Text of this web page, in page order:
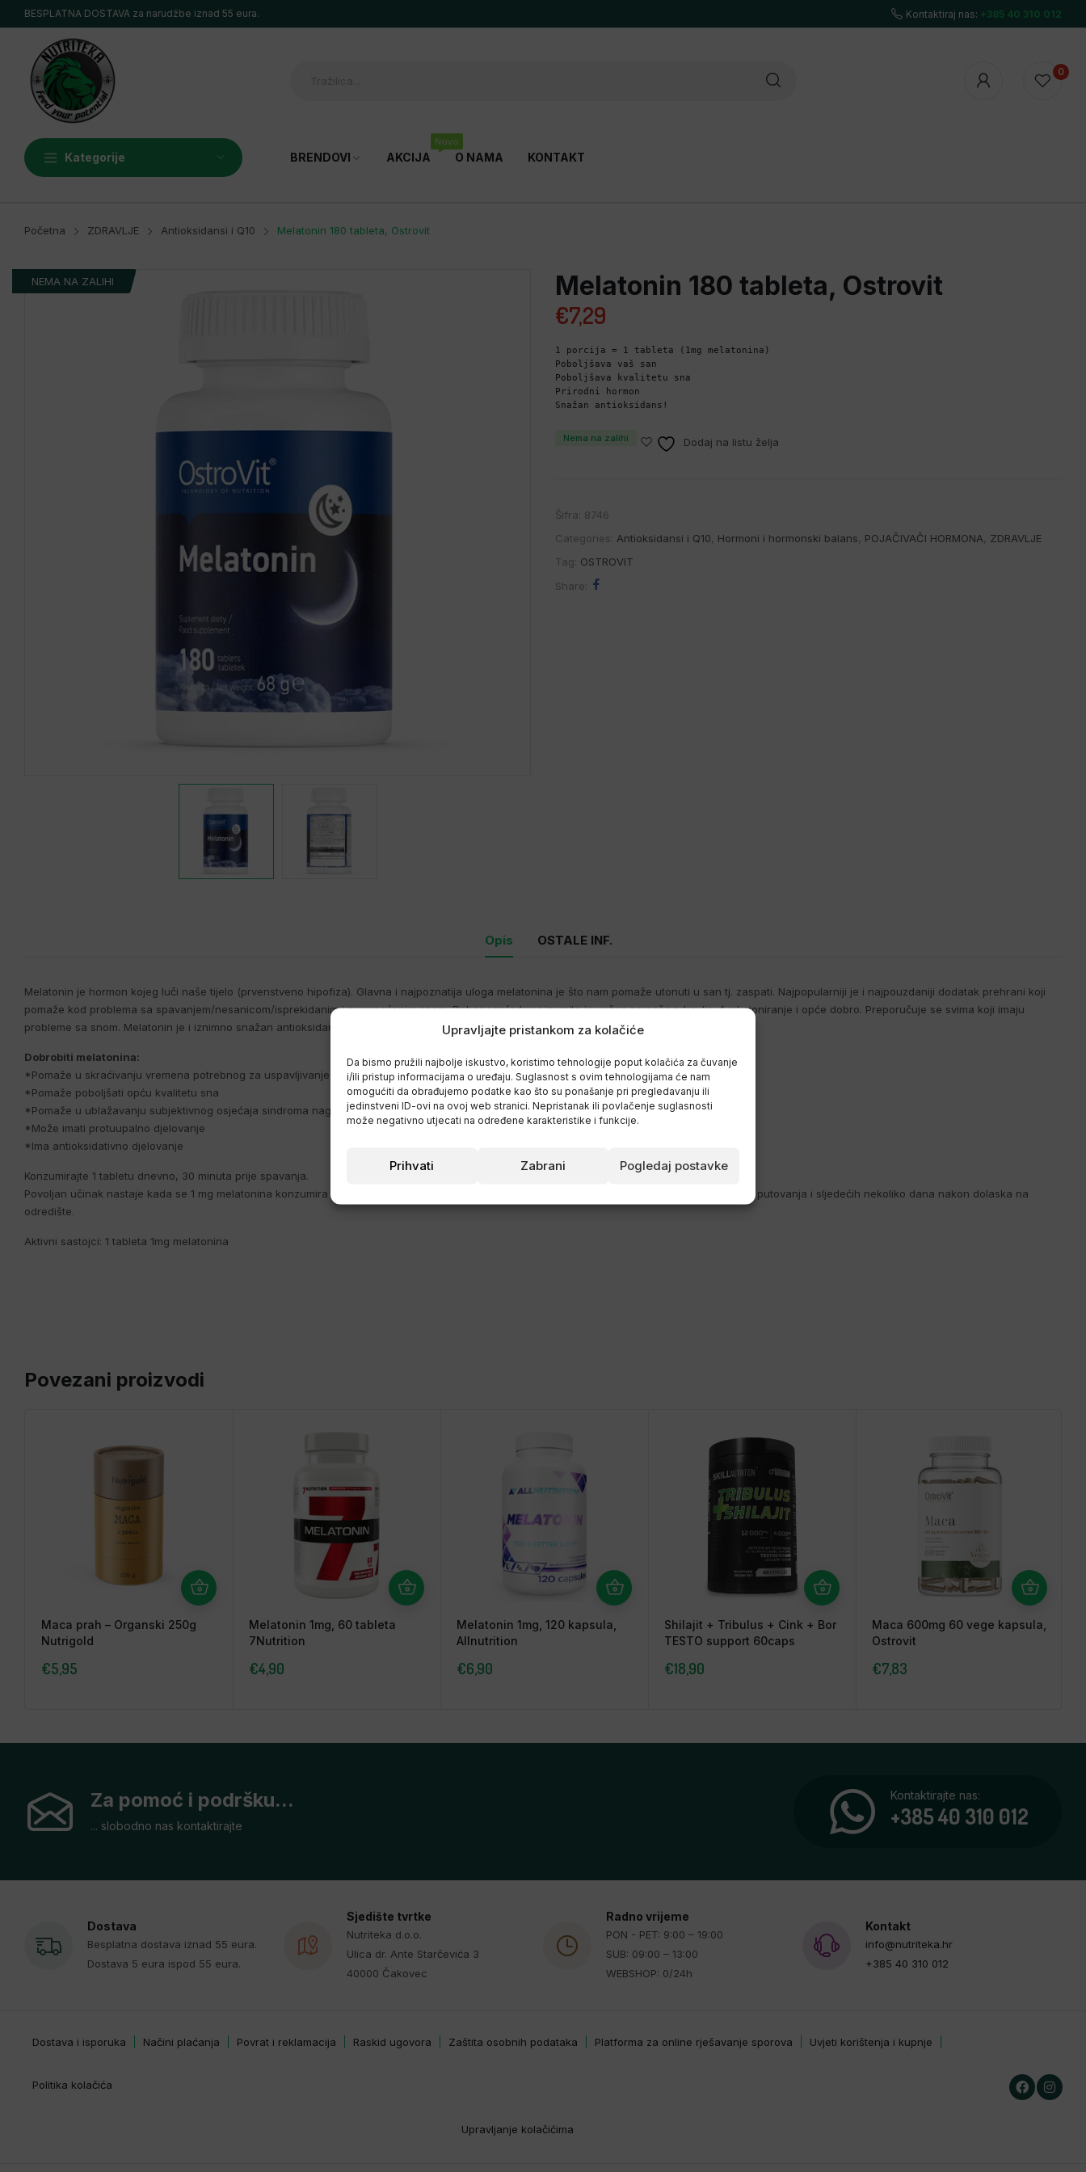
Upravljajte pristankom za kolačiće
Da bismo pružili najbolje iskustvo, koristimo tehnologije poput kolačića za čuvanje
i/ili pristup informacijama o uređaju. Suglasnost s ovim tehnologijama će nam
omogućiti da obrađujemo podatke kao što su ponašanje pri pregledavanju ili
jedinstveni ID-ovi na ovoj web stranici. Nepristanak ili povlačenje suglasnosti
može negativno utjecati na određene karakteristike i funkcije.
Prihvati Zabrani Pogledaj postavke
BESPLATNA DOSTAVA za narudžbe iznad 55 eura. Kontaktiraj nas: +385 40 310 012
0
Kategorije BRENDOVI
MIAMI VIBES ALL NUTRITION
6 PAK
AKCIJA
Novo
O NAMA KONTAKT
Početna ZDRAVLJE Antioksidansi i Q10 Melatonin 180 tableta, Ostrovit
NEMA NA ZALIHI Melatonin 180 tableta, Ostrovit
€7,29
1 porcija = 1 tableta (1mg melatonina)
Poboljšava vaš san
Poboljšava kvalitetu sna
Prirodni hormon
Snažan antioksidans!
Nema na zalihi Dodaj na listu želja
Šifra: 8746
Categories: Antioksidansi i Q10 Hormoni i hormonski balans POJAČIVAČI HORMONA
ZDRAVLJE
Tag: OSTROVIT
Share
Opis OSTALE INF.
Melatonin je hormon kojeg luči naše tijelo (prvenstveno hipofiza). Glavna i najpoznatija uloga melatonina je što nam pomaže utonuti u san tj. zaspati. Najpopularniji je i najpouzdaniji dodatak prehrani koji
pomaže kod problema sa spavanjem/nesanicom/isprekidanim i poremećenim snom. Dobar san/odmor izrazito je važan za naše zdravlje, funkcioniranje i opće dobro. Preporučuje se svima koji imaju
probleme sa snom. Melatonin je i iznimno snažan antioksidans!
Dobrobiti melatonina:
*Pomaže u skraćivanju vremena potrebnog za uspavljivanje
*Pomaže poboljšati opću kvalitetu sna
*Pomaže u ublažavanju subjektivnog osjećaja sindroma nagle promjene vremenske zone
*Može imati protuupalno djelovanje
*Ima antioksidativno djelovanje
Konzumirajte 1 tabletu dnevno, 30 minuta prije spavanja.
Povoljan učinak nastaje kada se 1 mg melatonina konzumira neposredno prije odlaska u krevet ili 0,5 mg neposredno prije spavanja prvog dana putovanja i sljedećih nekoliko dana nakon dolaska na
odredište.
Aktivni sastojci: 1 tableta 1mg melatonina
Povezani proizvodi
Maca prah – Organski 250g
Nutrigold
€5,95
Melatonin 1mg, 60 tableta
7Nutrition
€4,90
Melatonin 1mg, 120 kapsula,
Allnutrition
€6,90
Shilajit + Tribulus + Cink + Bor
TESTO support 60caps
€18,90
Maca 600mg 60 vege kapsula,
Ostrovit
€7,83
Za pomoć i podršku...
... slobodno nas kontaktirajte
Kontaktirajte nas:
+385 40 310 012
Dostava
Besplatna dostava iznad 55 eura.
Dostava 5 eura ispod 55 eura.
Sjedište tvrtke
Nutriteka d.o.o.
Ulica dr. Ante Starčevića 3
40000 Čakovec
Radno vrijeme
PON - PET: 9:00 – 19:00
SUB: 09:00 – 13:00
WEBSHOP: 0/24h
Kontakt
info@nutriteka.hr
+385 40 310 012
Dostava i isporuka Načini plaćanja Povrat i reklamacija Raskid ugovora Zaštita osobnih podataka Platforma za online rješavanje sporova Uvjeti korištenja i kupnje
Politika kolačića
Upravljanje kolačićima